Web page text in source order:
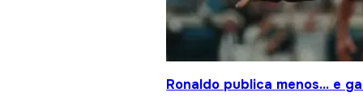
Ronaldo publica menos… e